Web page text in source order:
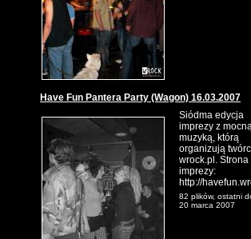
Have Fun Pantera Party (Wagon) 16.03.2007
Siódma edycja
imprezy z
muzyką, którą
organizują
wrock.pl. Strona
imprezy:
http://
82 plików, ostatni
20 marca 2007